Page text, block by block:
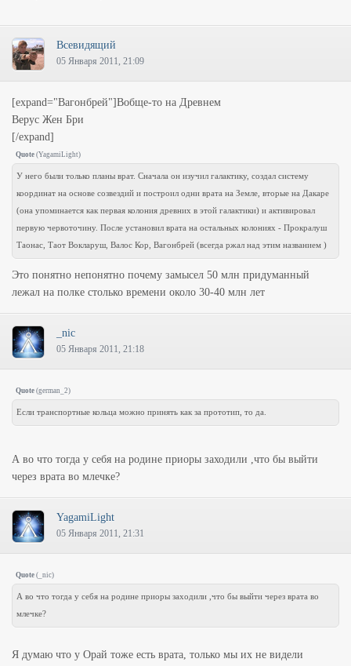
Всевидящий
05 Января 2011, 21:09
[expand="Вагонбрей"]Вобще-то на Древнем
Верус Жен Бри
[/expand]
Quote (YagamiLight)
У него были только планы врат. Сначала он изучил галактику, создал систему
координат на основе созвездий и построил одни врата на Земле, вторые на Дакаре
(она упоминается как первая колония древних в этой галактики) и активировал
первую червоточину. После установил врата на остальных колониях - Прокралуш
Таонас, Таот Вокларуш, Валос Кор, Вагонбрей (всегда ржал над этим названием )
Это понятно непонятно почему замысел 50 млн придуманный
лежал на полке столько времени около 30-40 млн лет
_nic
05 Января 2011, 21:18
Quote (german_2)
Если транспортные кольца можно принять как за прототип, то да.
А во что тогда у себя на родине приоры заходили ,что бы выйти
через врата во млечке?
YagamiLight
05 Января 2011, 21:31
Quote ( _nic)
А во что тогда у себя на родине приоры заходили ,что бы выйти через врата во
млечке?
Я думаю что у Орай тоже есть врата, только мы их не видели